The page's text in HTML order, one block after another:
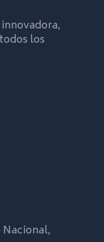
los
Nacional,